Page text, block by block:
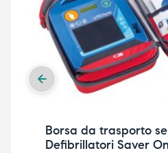
Borsa da trasporto
Defibrillatori Saver